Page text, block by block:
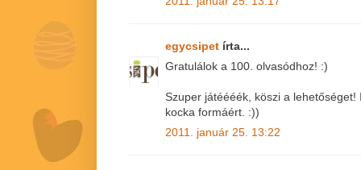
egycsipet írta...
Gratulálok a 100. olvasódhoz! :)
Szuper játéééék, köszi a
kocka formáért. :))
2011. január 25. 13:22